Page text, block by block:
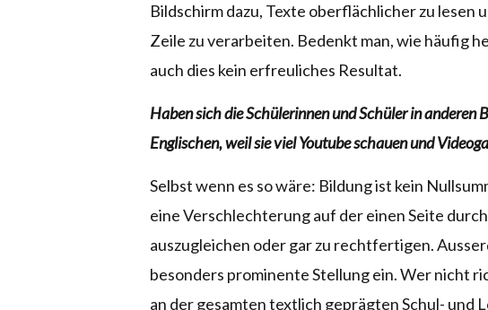
Bildschirm dazu, Texte oberflächlicher zu lesen
Zeile zu verarbeiten. Bedenkt man, wie häufig
auch dies kein erfreuliches Resultat.
Haben sich die Schülerinnen und Schüler in anderen
Englischen, weil sie viel Youtube schauen und
Selbst wenn es so wäre: Bildung ist kein
eine Verschlechterung auf der einen Seite
auszugleichen oder gar zu rechtfertigen.
besonders prominente Stellung ein. Wer nicht
an der gesamten textlich geprägten Schul- und